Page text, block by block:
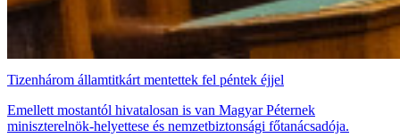
Tizenhárom államtitkárt mentettek fel péntek éjjel
Emellett mostantól hivatalosan is van Magyar Péternek
miniszterelnök-helyettese és nemzetbiztonsági főtanácsadója.